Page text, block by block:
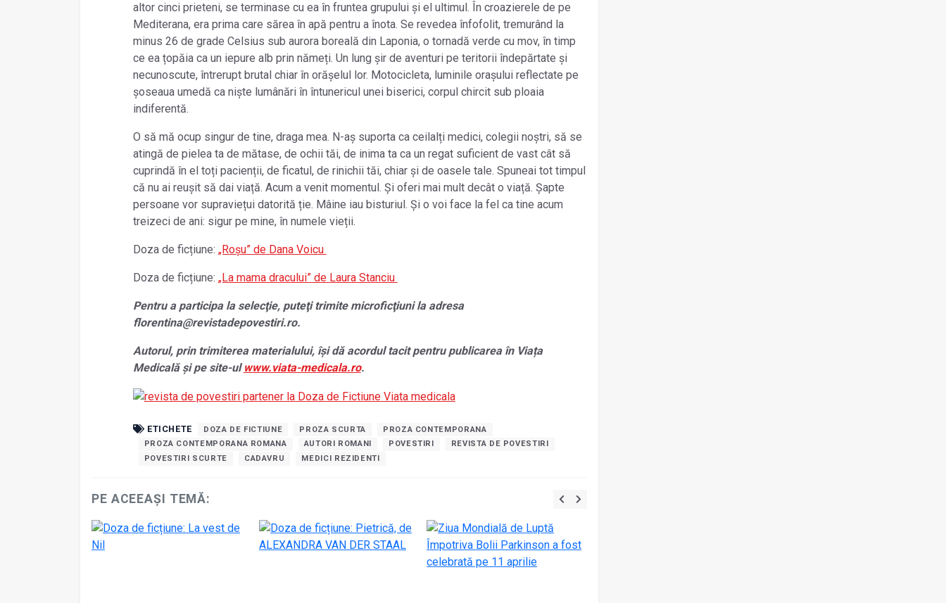
altor cinci prieteni, se terminase cu ea în fruntea grupului și el ultimul. În croazierele de pe
Mediterana, era prima care sărea în apă pentru a înota. Se revedea înfofolit, tremurând la
minus 26 de grade Celsius sub aurora boreală din Laponia, o tornadă verde cu mov, în timp
ce ea țopăia ca un iepure alb prin nămeți. Un lung șir de aventuri pe teritorii îndepărtate și
necunoscute, întrerupt brutal chiar în orășelul lor. Motocicleta, luminile orașului reflectate pe
șoseaua umedă ca niște lumânări în întunericul unei biserici, corpul chircit sub ploaia
indiferentă.
O să mă ocup singur de tine, draga mea. N-aș suporta ca ceilalți medici, colegii noștri, să se
atingă de pielea ta de mătase, de ochii tăi, de inima ta ca un regat suficient de vast cât să
cuprindă în el toți pacienții, de ficatul, de rinichii tăi, chiar și de oasele tale. Spuneai tot timpul
că nu ai reușit să dai viață. Acum a venit momentul. Și oferi mai mult decât o viață. Șapte
persoane vor supraviețui datorită ție. Mâine iau bisturiul. Și o voi face la fel ca tine acum
treizeci de ani: sigur pe mine, în numele vieții.
Doza de ficțiune: „Roșu” de Dana Voicu
Doza de ficțiune: „La mama dracului” de Laura Stanciu
Pentru a participa la selecţie, puteţi trimite microficţiuni la adresa
florentina@revistadepovestiri.ro.
Autorul, prin trimiterea materialului, își dă acordul tacit pentru publicarea în Viața
Medicală și pe site-ul www.viata-medicala.ro.
ETICHETE DOZA DE FICTIUNE PROZA SCURTA
PROZA CONTEMPORANA
PROZA CONTEMPORANA ROMANA
AUTORI ROMANI POVESTIRI
REVISTA DE POVESTIRI
POVESTIRI SCURTE
CADAVRU MEDICI REZIDENTI
PE ACEEAȘI TEMĂ: